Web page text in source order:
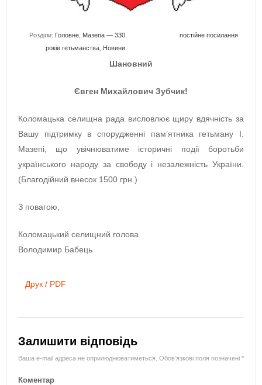
Розділи: Головне Мазепа — 330
років гетьманства Новини
постійне посилання
Шановний
Євген Михайлович Зубчик!
Коломацька селищна рада висловлює щиру вдячність за
Вашу підтримку в спорудженні пам’ятника гетьману І.
Мазепі, що увічнюватиме історичні події боротьби
українського народу за свободу і незалежність України.
(Благодійний внесок 1500 грн.)
З повагою,
Коломацький селищний голова
Володимир Бабець
Друк / PDF
Залишити відповідь
Ваша e-mail адреса не оприлюднюватиметься. Обов’язкові поля позначені *
Коментар